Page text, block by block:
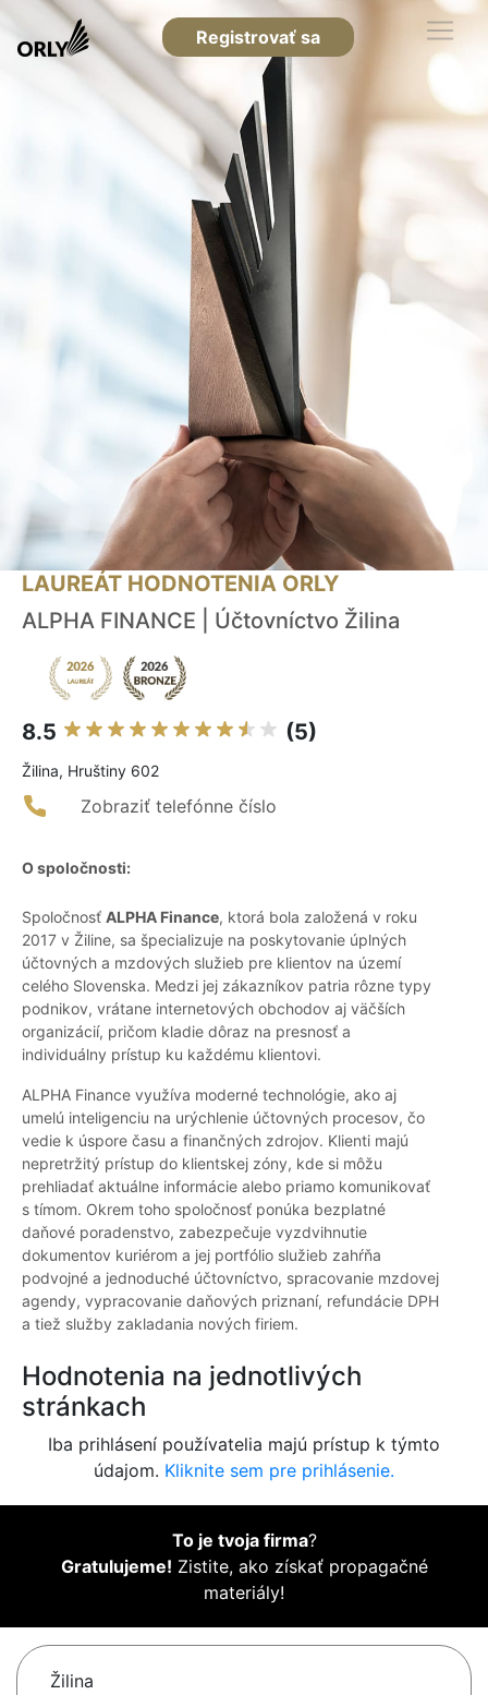
Registrovať sa
LAUREÁT HODNOTENIA ORLY
ALPHA FINANCE | Účtovníctvo Žilina
8.5 (5)
Žilina, Hruštiny 602
Zobraziť telefónne číslo
O spoločnosti:
Spoločnosť ALPHA Finance, ktorá bola založená v roku
2017 v Žiline, sa špecializuje na poskytovanie úplných
účtovných a mzdových služieb pre klientov na území
celého Slovenska. Medzi jej zákazníkov patria rôzne typy
podnikov, vrátane internetových obchodov aj väčších
organizácií, pričom kladie dôraz na presnosť a
individuálny prístup ku každému klientovi.
ALPHA Finance využíva moderné technológie, ako aj
umelú inteligenciu na urýchlenie účtovných procesov, čo
vedie k úspore času a finančných zdrojov. Klienti majú
nepretržitý prístup do klientskej zóny, kde si môžu
prehliadať aktuálne informácie alebo priamo komunikovať
s tímom. Okrem toho spoločnosť ponúka bezplatné
daňové poradenstvo, zabezpečuje vyzdvihnutie
dokumentov kuriérom a jej portfólio služieb zahŕňa
podvojné a jednoduché účtovníctvo, spracovanie mzdovej
agendy, vypracovanie daňových priznaní, refundácie DPH
a tiež služby zakladania nových firiem.
Hodnotenia na jednotlivých
stránkach
Iba prihlásení používatelia majú prístup k týmto
údajom. Kliknite sem pre prihlásenie.
To je tvoja firma?
Gratulujeme! Zistite, ako získať propagačné
materiály!
Žilina